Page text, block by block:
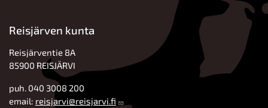
Reisjärven kunta
Reisjärventie 8A
85900 REISJÄRVI
puh. 040 3008 200
email: reisjarvi@reisjarvi.fi